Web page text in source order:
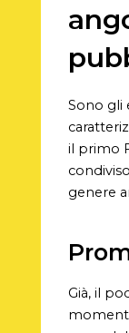
Sono gli
il primo
genere
Già, il